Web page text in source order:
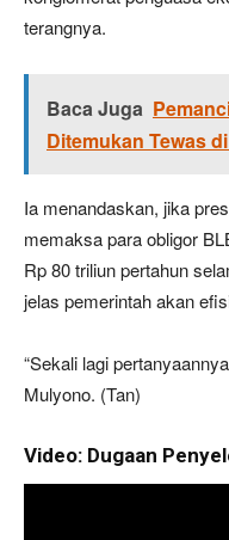
terangnya.
Baca Juga
Ditemukan Tewas
Ia menandaskan, jika
memaksa para obligor
Rp 80 triliun pertahun
jelas pemerintah akan
“Sekali lagi
Mulyono. (Tan)
Video: Dugaan